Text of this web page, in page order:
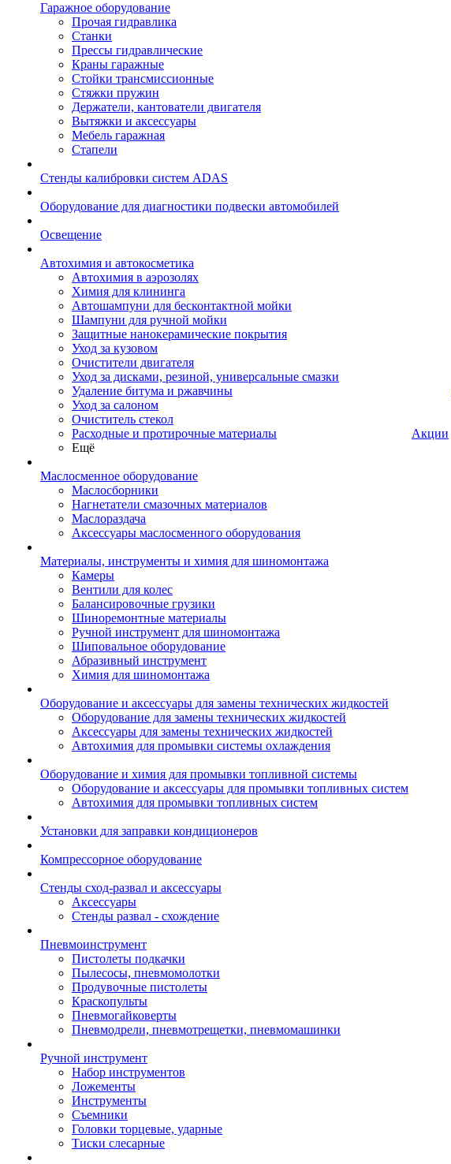
Гаражное оборудование
Прочая гидравлика
Станки
Прессы гидравлические
Краны гаражные
Стойки трансмиссионные
Стяжки пружин
Держатели, кантователи двигателя
Вытяжки и аксессуары
Мебель гаражная
Стапели
Стенды калибровки систем ADAS
Оборудование для диагностики подвески автомобилей
Освещение
Автохимия и автокосметика
Автохимия в аэрозолях
Химия для клининга
Автошампуни для бесконтактной мойки
Шампуни для ручной мойки
Защитные нанокерамические покрытия
Уход за кузовом
Очистители двигателя
Уход за дисками, резиной, универсальные смазки
Удаление битума и ржавчины
Уход за салоном
Очиститель стекол
Расходные и протирочные материалы
Ещё
Маслосменное оборудование
Маслосборники
Нагнетатели смазочных материалов
Маслораздача
Аксессуары маслосменного оборудования
Материалы, инструменты и химия для шиномонтажа
Камеры
Вентили для колес
Балансировочные грузики
Шиноремонтные материалы
Ручной инструмент для шиномонтажа
Шиповальное оборудование
Абразивный инструмент
Химия для шиномонтажа
Оборудование и аксессуары для замены технических жидкостей
Оборудование для замены технических жидкостей
Аксессуары для замены технических жидкостей
Автохимия для промывки системы охлаждения
Оборудование и химия для промывки топливной системы
Оборудование и аксессуары для промывки топливных систем
Автохимия для промывки топливных систем
Установки для заправки кондиционеров
Компрессорное оборудование
Стенды сход-развал и аксессуары
Аксессуары
Стенды развал - схождение
Пневмоинструмент
Пистолеты подкачки
Пылесосы, пневмомолотки
Продувочные пистолеты
Краскопульты
Пневмогайковерты
Пневмодрели, пневмотрещетки, пневмомашинки
Ручной инструмент
Набор инструментов
Ложементы
Инструменты
Съемники
Головки торцевые, ударные
Тиски слесарные
Акции